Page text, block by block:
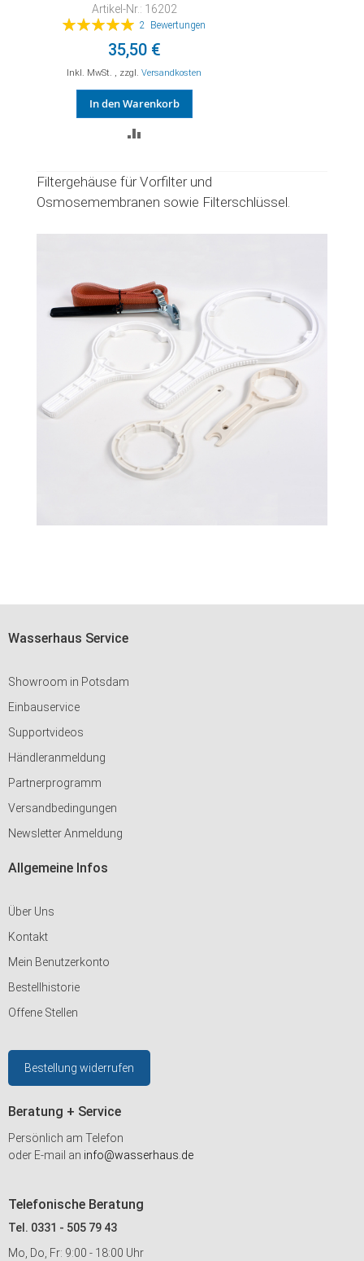
Artikel-Nr.: 16202
Bewertung:
2 Bewertungen
35,50 €
Inkl. MwSt. , zzgl. Versandkosten
In den Warenkorb
HINZUFÜGEN
Filtergehäuse für Vorfilter und
Osmosemembranen sowie Filterschlüssel.
Wasserhaus Service
Showroom in Potsdam
Einbauservice
Supportvideos
Händleranmeldung
Partnerprogramm
Versandbedingungen
Newsletter Anmeldung
Allgemeine Infos
Über Uns
Kontakt
Mein Benutzerkonto
Bestellhistorie
Offene Stellen
Bestellung widerrufen
Beratung + Service
Persönlich am Telefon
oder E-mail an info@wasserhaus.de
Telefonische Beratung
Tel. 0331 - 505 79 43
Mo, Do, Fr: 9:00 - 18:00 Uhr